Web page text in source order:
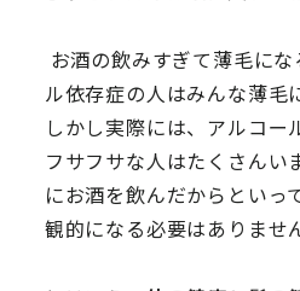
お酒の飲みすぎて薄毛に
ル依存症の人はみんな薄毛
しかし実際には、アルコー
フサフサな人はたくさんい
にお酒を飲んだからといっ
観的になる必要はありませ